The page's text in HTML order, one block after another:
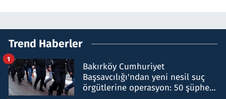
Trend Haberler
Bakırköy Cumhuriyet
Başsavcılığı'ndan yeni nesil suç
örgütlerine operasyon: 50 şüpheli
1